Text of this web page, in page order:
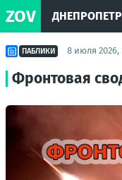
ZOV
ПАБЛИКИ 8 июля 2026,
Фронтовая